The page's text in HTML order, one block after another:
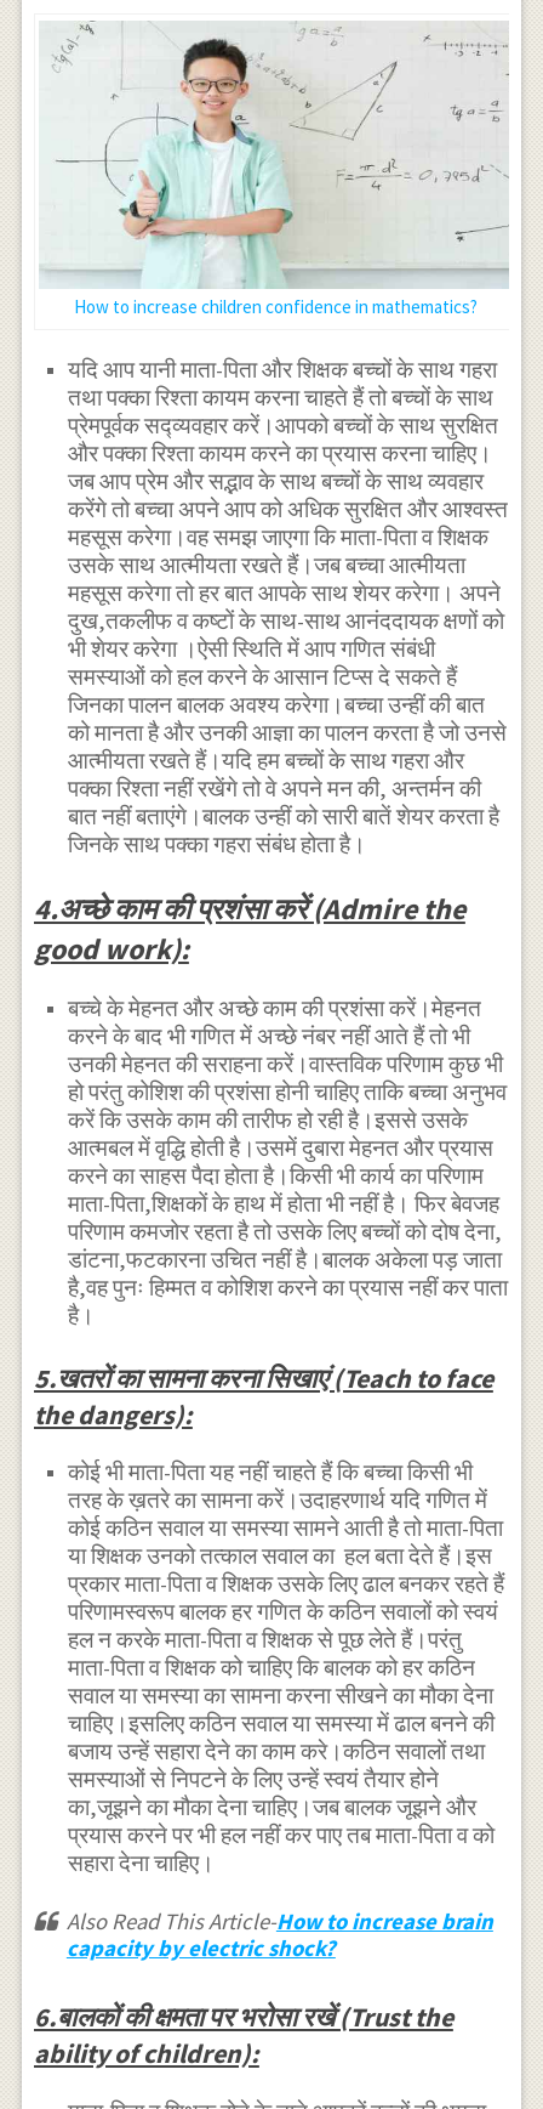
How to increase children confidence in mathematics?
यदि आप यानी माता-पिता और शिक्षक बच्चों के साथ गहरा
तथा पक्का रिश्ता कायम करना चाहते हैं तो बच्चों के साथ
प्रेमपूर्वक सद्व्यवहार करें।आपको बच्चों के साथ सुरक्षित
और पक्का रिश्ता कायम करने का प्रयास करना चाहिए।
जब आप प्रेम और सद्भाव के साथ बच्चों के साथ व्यवहार
करेंगे तो बच्चा अपने आप को अधिक सुरक्षित और आश्वस्त
महसूस करेगा।वह समझ जाएगा कि माता-पिता व शिक्षक
उसके साथ आत्मीयता रखते हैं।जब बच्चा आत्मीयता
महसूस करेगा तो हर बात आपके साथ शेयर करेगा। अपने
दुख,तकलीफ व कष्टों के साथ-साथ आनंददायक क्षणों को
भी शेयर करेगा ।ऐसी स्थिति में आप गणित संबंधी
समस्याओं को हल करने के आसान टिप्स दे सकते हैं
जिनका पालन बालक अवश्य करेगा।बच्चा उन्हीं की बात
को मानता है और उनकी आज्ञा का पालन करता है जो उनसे
आत्मीयता रखते हैं।यदि हम बच्चों के साथ गहरा और
पक्का रिश्ता नहीं रखेंगे तो वे अपने मन की, अन्तर्मन की
बात नहीं बताएंगे।बालक उन्हीं को सारी बातें शेयर करता है
जिनके साथ पक्का गहरा संबंध होता है।
4.अच्छे काम की प्रशंसा करें (Admire the
good work):
बच्चे के मेहनत और अच्छे काम की प्रशंसा करें।मेहनत
करने के बाद भी गणित में अच्छे नंबर नहीं आते हैं तो भी
उनकी मेहनत की सराहना करें।वास्तविक परिणाम कुछ भी
हो परंतु कोशिश की प्रशंसा होनी चाहिए ताकि बच्चा अनुभव
करें कि उसके काम की तारीफ हो रही है।इससे उसके
आत्मबल में वृद्धि होती है।उसमें दुबारा मेहनत और प्रयास
करने का साहस पैदा होता है।किसी भी कार्य का परिणाम
माता-पिता,शिक्षकों के हाथ में होता भी नहीं है। फिर बेवजह
परिणाम कमजोर रहता है तो उसके लिए बच्चों को दोष देना,
डांटना,फटकारना उचित नहीं है।बालक अकेला पड़ जाता
है,वह पुनः हिम्मत व कोशिश करने का प्रयास नहीं कर पाता
है।
5.खतरों का सामना करना सिखाएं (Teach to face
the dangers):
कोई भी माता-पिता यह नहीं चाहते हैं कि बच्चा किसी भी
तरह के ख़तरे का सामना करें।उदाहरणार्थ यदि गणित में
कोई कठिन सवाल या समस्या सामने आती है तो माता-पिता
या शिक्षक उनको तत्काल सवाल का हल बता देते हैं।इस
प्रकार माता-पिता व शिक्षक उसके लिए ढाल बनकर रहते हैं
परिणामस्वरूप बालक हर गणित के कठिन सवालों को स्वयं
हल न करके माता-पिता व शिक्षक से पूछ लेते हैं।परंतु
माता-पिता व शिक्षक को चाहिए कि बालक को हर कठिन
सवाल या समस्या का सामना करना सीखने का मौका देना
चाहिए।इसलिए कठिन सवाल या समस्या में ढाल बनने की
बजाय उन्हें सहारा देने का काम करे।कठिन सवालों तथा
समस्याओं से निपटने के लिए उन्हें स्वयं तैयार होने
का,जूझने का मौका देना चाहिए।जब बालक जूझने और
प्रयास करने पर भी हल नहीं कर पाए तब माता-पिता व को
सहारा देना चाहिए।
Also Read This Article-How to increase brain
capacity by electric shock?
6.बालकों की क्षमता पर भरोसा रखें (Trust the
ability of children):